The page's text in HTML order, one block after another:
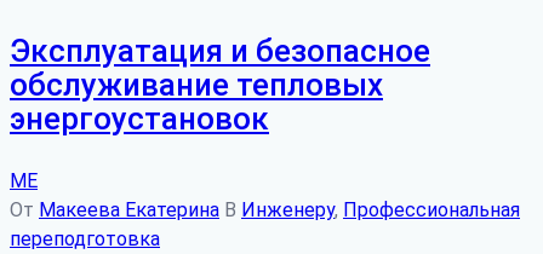
Эксплуатация и безопасное
обслуживание тепловых
энергоустановок
МЕ
От Макеева Екатерина В Инженеру, Профессиональная
переподготовка